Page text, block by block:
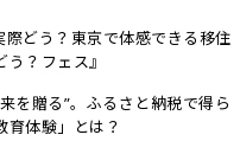
際どう？東京で体感できる移住
？フェス』
を贈る”。ふるさと納税で得ら
育体験」とは？